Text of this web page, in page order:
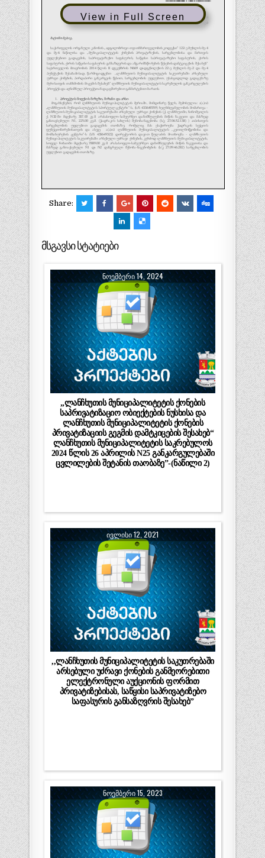
View in Full Screen
Share:
მსგავსი სტატიები
ᲜᲝᲔᲛᲑᲔᲠᲘ 14, 2024
„ლანჩხუთის მუნიციპალიტეტის ქონების
საპრივატიზაციო ობიექტების ნუსხისა და
ლანჩხუთის მუნიციპალიტეტის ქონების
პრივატიზაციის გეგმის დამტკიცების შესახებ“
ლანჩხუთის მუნიციპალიტეტის საკრებულოს
2024 წლის 26 აპრილის N25 განკარგულებაში
ცვლილების შეტანის თაობაზე”-(ნაწილი 2)
ᲘᲕᲚᲘᲡᲘ 12, 2021
,,ლანჩხუთის მუნიციპალიტეტის საკუთრებაში
არსებული უძრავი ქონების განმეორებითი
ელექტრონული აუქციონის ფორმით
პრივატიზებისას, საწყისი საპრივატიზებო
საფასურის განსაზღვრის შესახებ”
ᲜᲝᲔᲛᲑᲔᲠᲘ 15, 2023